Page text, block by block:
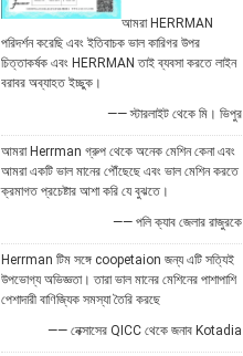
আমরা HERRMAN
পরিদর্শন করেছি এবং ইতিবাচক ভাল কারিগর উপর
চিত্তাকর্ষক এবং HERRMAN তাই ব্যবসা করতে লাইন
বরাবর অব্যাহত ইচ্ছুক।
—— স্টারলাইট থেকে মি। ভিপুর
আমরা Herrman গ্রুপ থেকে অনেক মেশিন কেনা এবং
আমরা একটি ভাল মানের পৌঁছেছে এবং ভাল মেশিন করতে
ক্রমাগত প্রচেষ্টার আশা করি যে বুঝতে।
—— পলি ক্যাব জেলার রাজুরকে
Herrman টিম সঙ্গে coopetaion জন্য এটি সত্যিই
উপভোগ্য অভিজ্ঞতা। তারা ভাল মানের মেশিনের পাশাপাশি
পেশাদারী বাণিজ্যিক সমস্যা তৈরি করছে
—— নেক্সাসের QICC থেকে জনাব Kotadia